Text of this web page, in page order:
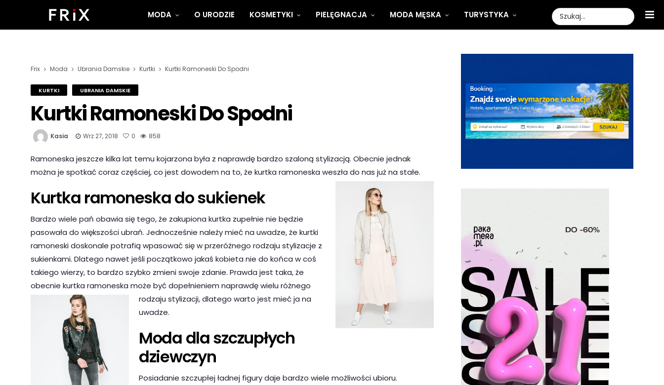
MODA O URODZIE KOSMETYKI PIELĘGNACJA MODA MĘSKA TURYSTYKA
Frix Moda Ubrania Damskie Kurtki Kurtki Ramoneski Do Spodni
KURTKI UBRANIA DAMSKIE
Kurtki Ramoneski Do Spodni
Kasia Wrz 27, 2018 0 858
Ramoneska jeszcze kilka lat temu kojarzona była z naprawdę bardzo szaloną stylizacją. Obecnie jednak
można je spotkać coraz częściej, co jest dowodem na to, że kurtka ramoneska weszła do nas już na stałe.
Kurtka ramoneska do sukienek
Bardzo wiele pań obawia się tego, że zakupiona kurtka zupełnie nie będzie
pasowała do większości ubrań. Jednocześnie należy mieć na uwadze, że kurtki
ramoneski doskonale potrafią wpasować się w przeróżnego rodzaju stylizacje z
sukienkami. Dlatego nawet jeśli początkowo jakaś kobieta nie do końca w coś
takiego wierzy, to bardzo szybko zmieni swoje zdanie. Prawda jest taka, że
obecnie kurtka ramoneska może być dopełnieniem naprawdę wielu różnego
rodzaju stylizacji, dlatego warto jest mieć ja na
uwadze.
Moda dla szczupłych
dziewczyn
Posiadanie szczupłej ładnej figury daje bardzo wiele możliwości ubioru.